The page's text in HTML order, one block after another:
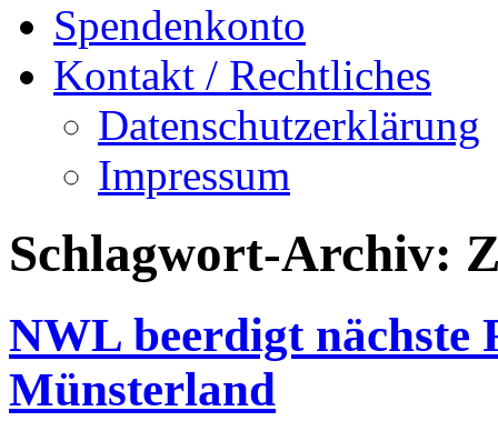
Spendenkonto
Kontakt / Rechtliches
Datenschutzerklärung
Impressum
Schlagwort-Archiv:
NWL beerdigt nächste
Münsterland